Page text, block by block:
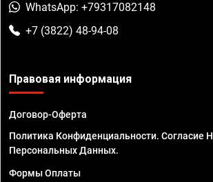
WhatsApp: +79317082148
+7 (3822) 48-94-08
Правовая информация
Договор-Оферта
Политика Конфиденциальности. Согласие
Персональных Данных.
Формы Оплаты